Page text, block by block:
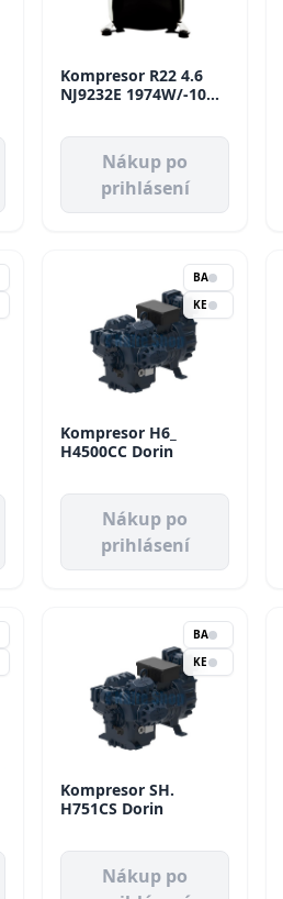
Kompresor R22 4.6
NJ9232E 1974W/-10
Nákup po
prihlásení
BA
KE
Kompresor H6_
H4500CC Dorin
Nákup po
prihlásení
BA
KE
Kompresor SH.
H751CS Dorin
Nákup po